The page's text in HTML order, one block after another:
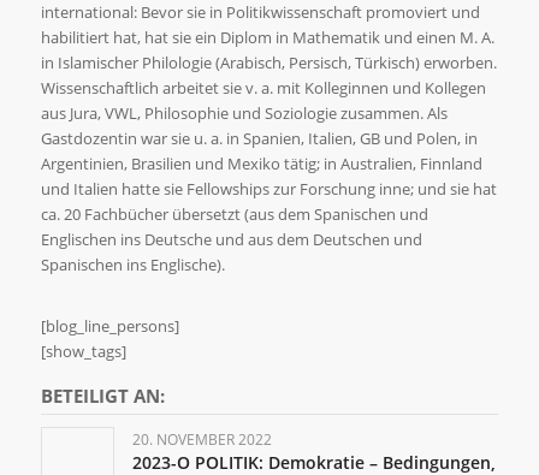
international: Bevor sie in Politikwissenschaft promoviert und
habilitiert hat, hat sie ein Diplom in Mathematik und einen M. A.
in Islamischer Philologie (Arabisch, Persisch, Türkisch) erworben.
Wissenschaftlich arbeitet sie v. a. mit Kolleginnen und Kollegen
aus Jura, VWL, Philosophie und Soziologie zusammen. Als
Gastdozentin war sie u. a. in Spanien, Italien, GB und Polen, in
Argentinien, Brasilien und Mexiko tätig; in Australien, Finnland
und Italien hatte sie Fellowships zur Forschung inne; und sie hat
ca. 20 Fachbücher übersetzt (aus dem Spanischen und
Englischen ins Deutsche und aus dem Deutschen und
Spanischen ins Englische).
[blog_line_persons]
[show_tags]
BETEILIGT AN:
20. NOVEMBER 2022
2023-O POLITIK: Demokratie – Bedingungen,